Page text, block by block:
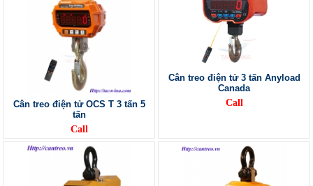
Cân treo điện tử OCS T 3 tấn 5
tấn
Call
Cân treo điện tử 3 tấn Anyload
Canada
Call